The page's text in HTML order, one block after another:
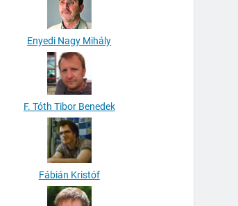
Enyedi Nagy Mihály
F. Tóth Tibor Benedek
Fábián Kristóf